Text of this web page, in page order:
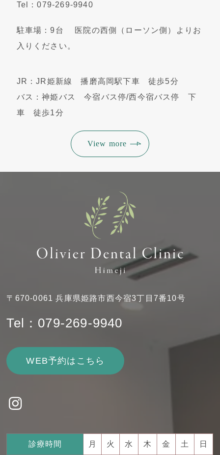
Tel：079-269-9940
駐車場：9台 医院の西側（ローソン側）よりお
入りください。
JR：JR姫新線 播磨高岡駅下車 徒歩5分
バス：神姫バス 今宿バス停/西今宿バス停 下
車 徒歩1分
View more
〒670-0061 兵庫県姫路市西今宿3丁目7番10号
Tel：079-269-9940
WEB予約はこちら
診療時間 月 火 水 木 金 土 日